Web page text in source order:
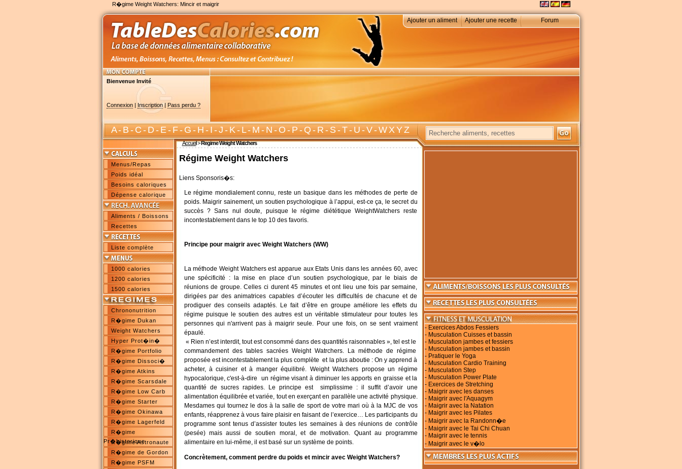
R�gime Weight Watchers: Mincir et maigrir
Ajouter un aliment Ajouter une recette Forum
Bienvenue Invité
Connexion| Inscription| Pass perdu ?
A-B-C-D-E-F-G-H-I-J-K-L-M-N-O-P-Q-R-S-T-U-V-W X Y Z
Accueil>Regime Weight Watchers
Menus/Repas
Poids idéal
Besoins caloriques
Dépense calorique
Aliments / Boissons
Recettes
Liste complète
1000 calories
1200 calories
1500 calories
Chrononutrition
R�gime Dukan
Weight Watchers
Hyper Prot�in�
R�gime Portfolio
R�gime Dissoci�
R�gime Atkins
R�gime Scarsdale
R�gime Low Carb
R�gime Starter
R�gime Okinawa
R�gime Lagerfeld
R�gime
Pr�historique
R�gime Astronaute
R�gime de Gordon
R�gime PSFM
Régime Weight Watchers
Liens Sponsoris�s:
Le régime mondialement connu, reste un basique dans les méthodes de perte de
poids. Maigrir sainement, un soutien psychologique à l’appui, est-ce ça, le secret du
succès ? Sans nul doute, puisque le régime diététique WeightWatchers reste
incontestablement dans le top 10 des favoris.
Principe pour maigrir avec Weight Watchers (WW)
La méthode Weight Watchers est apparue aux Etats Unis dans les années 60, avec
une spécificité : la mise en place d’un soutien psychologique, par le biais de
réunions de groupe. Celles ci durent 45 minutes et ont lieu une fois par semaine,
dirigées par des animatrices capables d’écouter les difficultés de chacune et de
prodiguer des conseils adaptés. Le fait d’être en groupe améliore les effets du
régime puisque le soutien des autres est un véritable stimulateur pour toutes les
personnes qui n'arrivent pas à maigrir seule. Pour une fois, on se sent vraiment
épaulé.
« Rien n’est interdit, tout est consommé dans des quantités raisonnables », tel est le
commandement des tables sacrées Weight Watrchers. La méthode de régime
proposée est incontestablement la plus complète et la plus aboutie : On y apprend à
acheter, à cuisiner et à manger équilibré. Weight Watchers propose un régime
hypocalorique, c'est-à-dire un régime visant à diminuer les apports en graisse et la
quantité de sucres rapides. Le principe est simplissime : il suffit d’avoir une
alimentation équilibrée et variée, tout en exerçant en parallèle une activité physique.
Mesdames qui tournez le dos à la salle de sport de votre mari où à la MJC de vos
enfants, réapprenez à vous faire plaisir en faisant de l’exercice… Les participants du
programme sont tenus d’assister toutes les semaines à des réunions de contrôle
(pesée) mais aussi de soutien moral, et de motivation. Quant au programme
alimentaire en lui-même, il est basé sur un système de points.
Concrètement, comment perdre du poids et mincir avec Weight Watchers?
- Exercices Abdos Fessiers
- Musculation Cuisses et bassin
- Musculation jambes et fessiers
- Musculation jambes et bassin
- Pratiquer le Yoga
- Musculation Cardio Training
- Musculation Step
- Musculation Power Plate
- Exercices de Stretching
- Maigrir avec les danses
- Maigrir avec l'Aquagym
- Maigrir avec la Natation
- Maigrir avec les Pilates
- Maigrir avec la Randonn�e
- Maigrir avec le Tai Chi Chuan
- Maigrir avec le tennis
- Maigrir avec le v�lo